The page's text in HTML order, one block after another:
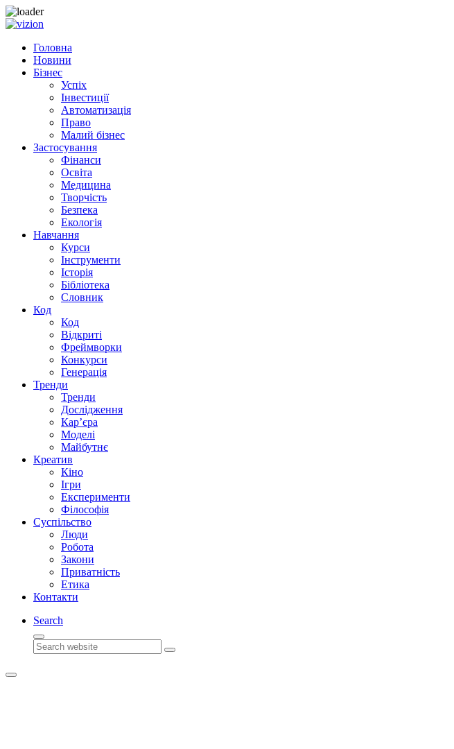
Skip to content
Головна
Новини
Бізнес
Успіх
Інвестиції
Автоматизація
Право
Малий бізнес
Застосування
Фінанси
Освіта
Медицина
Творчість
Безпека
Екологія
Навчання
Курси
Інструменти
Історія
Бібліотека
Словник
Код
Код
Відкриті
Фреймворки
Конкурси
Генерація
Тренди
Тренди
Дослідження
Кар’єра
Моделі
Майбутнє
Креатив
Кіно
Ігри
Експерименти
Філософія
Суспільство
Люди
Робота
Закони
Приватність
Етика
Контакти
Search
Search